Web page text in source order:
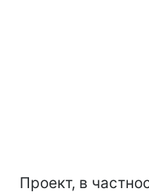
Проект, в